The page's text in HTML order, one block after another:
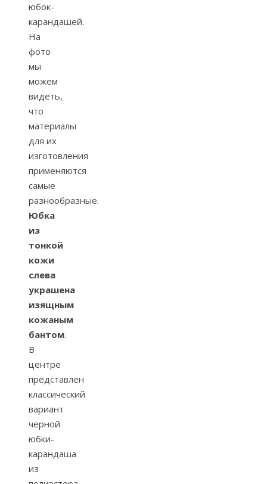
юбок-
карандашей.
На
фото
мы
можем
видеть,
что
материалы
для их
изготовления
применяются
самые
разнообразные.
Юбка
из
тонкой
кожи
слева
украшена
изящным
кожаным
бантом.
В
центре
представлен
классический
вариант
черной
юбки-
карандаша
из